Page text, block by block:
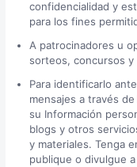
confidencialidad y
para los fines
A patrocinadores u
sorteos, concursos y
Para identificarlo
mensajes a través
su Información
blogs y otros
y materiales. Tenga
publique o divulgue